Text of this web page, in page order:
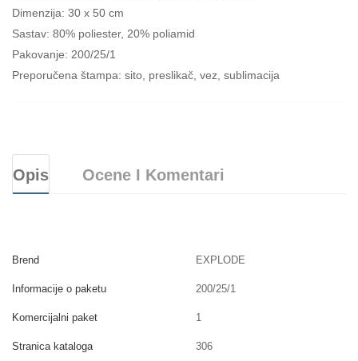
Dimenzija: 30 x 50 cm
Sastav: 80% poliester, 20% poliamid
Pakovanje: 200/25/1
Preporučena štampa: sito, preslikač, vez, sublimacija
Opis Ocene I Komentari
Brend EXPLODE
Informacije o paketu 200/25/1
Komercijalni paket 1
Stranica kataloga 306